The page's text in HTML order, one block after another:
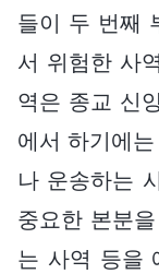
들이 두 번째
서 위험한 사
역은 종교 신
에서 하기에
나 운송하는
중요한 본분
는 사역 등을